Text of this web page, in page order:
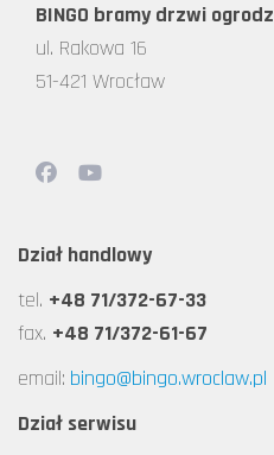
BINGO bramy drzwi
ul. Rakowa 16
51-421 Wrocław
Dział handlowy
tel. +48 71/372-67-33
fax. +48 71/372-61-67
email: bingo@bingo.wroclaw.pl
Dział serwisu